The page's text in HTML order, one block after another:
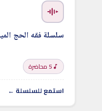
سلسلة فقه الحج
5 محاضرة
استمع للسلسلة ←